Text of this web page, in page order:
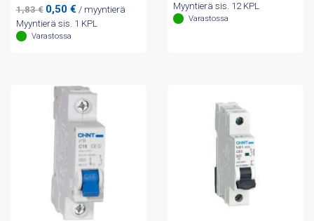
1,83€ Alkuperäinen
hinta
oli:
0,50 €Nykyinen
hinta
/ myyntierä
Myyntierä sis. 1 KPL
Varastossa
Myyntierä sis. 12 KPL
Varastossa